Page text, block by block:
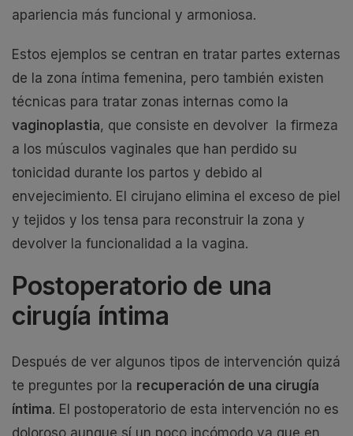
apariencia más funcional y armoniosa.
Estos ejemplos se centran en tratar partes externas
de la zona íntima femenina, pero también existen
técnicas para tratar zonas internas como la
vaginoplastia, que consiste en devolver la firmeza
a los músculos vaginales que han perdido su
tonicidad durante los partos y debido al
envejecimiento. El cirujano elimina el exceso de piel
y tejidos y los tensa para reconstruir la zona y
devolver la funcionalidad a la vagina.
Postoperatorio de una
cirugía íntima
Después de ver algunos tipos de intervención quizá
te preguntes por la recuperación de una cirugía
íntima. El postoperatorio de esta intervención no es
doloroso aunque sí un poco incómodo ya que en